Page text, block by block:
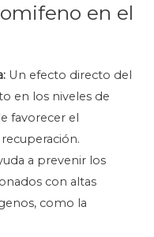
en el
Un efecto directo del
en los niveles de
favorecer el
a prevenir los
con altas
como la